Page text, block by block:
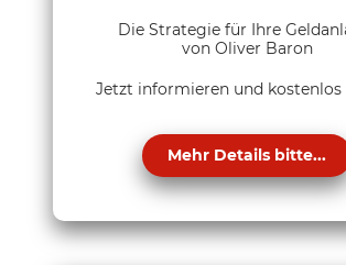
Die Strategie für Ihre
von Oliver Baron
Jetzt informieren und kostenlos
Mehr Details bitte...